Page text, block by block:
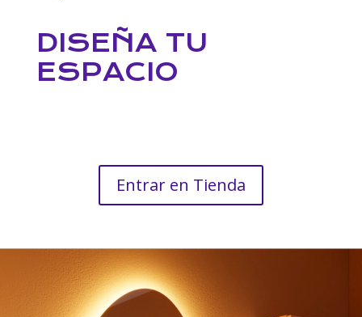
DISEÑA TU
ESPACIO
Entrar en Tienda